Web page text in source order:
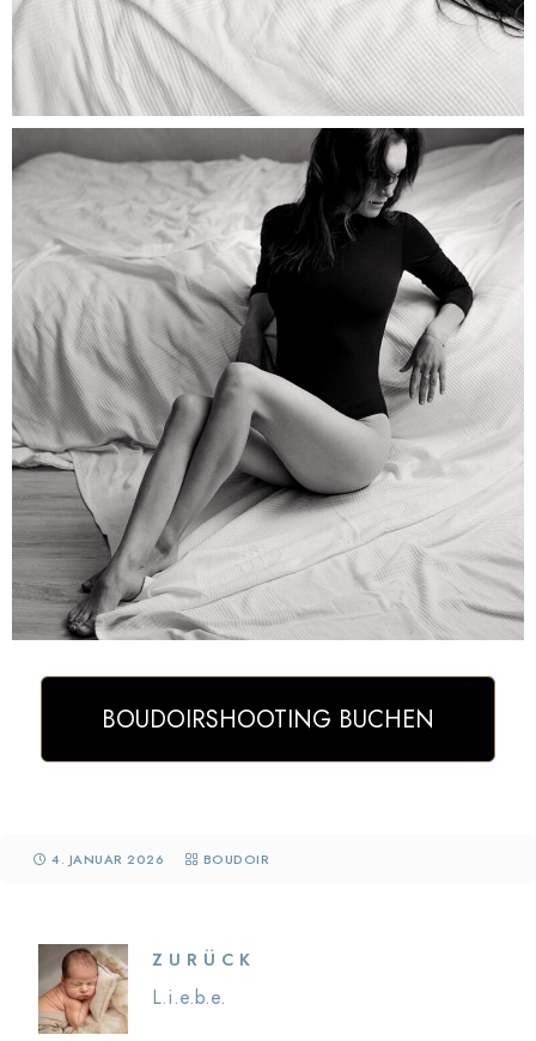
BOUDOIRSHOOTING BUCHEN
4. JANUAR 2026 BOUDOIR
ZURÜCK
L.i.e.b.e.